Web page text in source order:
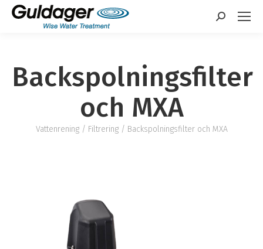
Sök:
Backspolningsfilter
och MXA
Vattenrening/ Filtrering/ Backspolningsfilter och MXA